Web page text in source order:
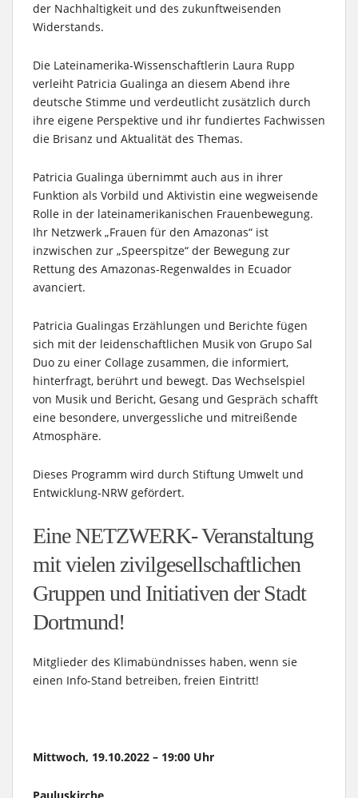
der Nachhaltigkeit und des zukunftweisenden
Widerstands.
Die Lateinamerika-Wissenschaftlerin Laura Rupp
verleiht Patricia Gualinga an diesem Abend ihre
deutsche Stimme und verdeutlicht zusätzlich durch
ihre eigene Perspektive und ihr fundiertes Fachwissen
die Brisanz und Aktualität des Themas.
Patricia Gualinga übernimmt auch aus in ihrer
Funktion als Vorbild und Aktivistin eine wegweisende
Rolle in der lateinamerikanischen Frauenbewegung.
Ihr Netzwerk „Frauen für den Amazonas“ ist
inzwischen zur „Speerspitze“ der Bewegung zur
Rettung des Amazonas-Regenwaldes in Ecuador
avanciert.
Patricia Gualingas Erzählungen und Berichte fügen
sich mit der leidenschaftlichen Musik von Grupo Sal
Duo zu einer Collage zusammen, die informiert,
hinterfragt, berührt und bewegt. Das Wechselspiel
von Musik und Bericht, Gesang und Gespräch schafft
eine besondere, unvergessliche und mitreißende
Atmosphäre.
Dieses Programm wird durch Stiftung Umwelt und
Entwicklung-NRW gefördert.
Eine NETZWERK- Veranstaltung
mit vielen zivilgesellschaftlichen
Gruppen und Initiativen der Stadt
Dortmund!
Mitglieder des Klimabündnisses haben, wenn sie
einen Info-Stand betreiben, freien Eintritt!
Mittwoch, 19.10.2022 – 19:00 Uhr